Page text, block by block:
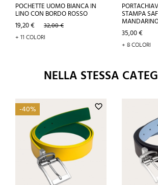
POCHETTE UOMO BIANCA IN
LINO CON BORDO ROSSO
Prezzo
19,20 € Prezzo
base
32,00 €
+ 11 COLORI
STAMPA
Prezzo
35,00 €
+ 8 COLORI
NELLA STESSA
favorite_border
-40%